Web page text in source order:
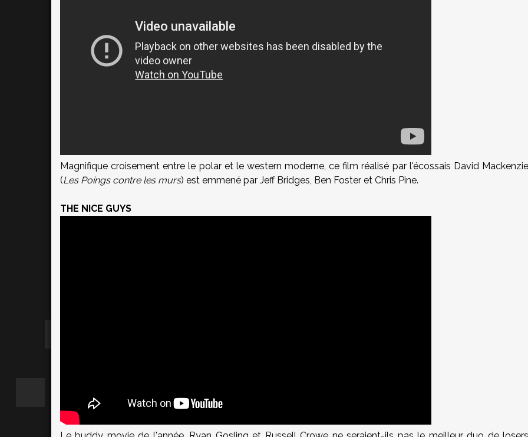
Magnifique croisement entre le polar et le western moderne, ce film réalisé par l'écossais David Mackenzie
(Les Poings contre les murs) est emmené par Jeff Bridges, Ben Foster et Chris Pine.
THE NICE GUYS